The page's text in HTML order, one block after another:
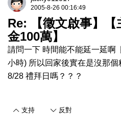
2005-8-26 00:16:49
Re: 【徵文啟事】
金100萬】
請問一下 時間能不能延一延啊
小時) 所以回家後實在是沒那
8/28 禮拜日嗎？？？
支持 反對